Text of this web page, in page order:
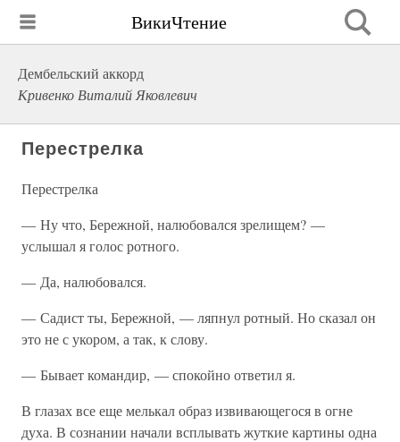
ВикиЧтение
Дембельский аккорд
Кривенко Виталий Яковлевич
Перестрелка
Перестрелка
— Ну что, Бережной, налюбовался зрелищем? —
услышал я голос ротного.
— Да, налюбовался.
— Садист ты, Бережной, — ляпнул ротный. Но сказал он
это не с укором, а так, к слову.
— Бывает командир, — спокойно ответил я.
В глазах все еще мелькал образ извивающегося в огне
духа. В сознании начали всплывать жуткие картины одна